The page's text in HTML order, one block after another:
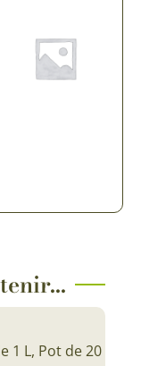
1 L, Pot de 20